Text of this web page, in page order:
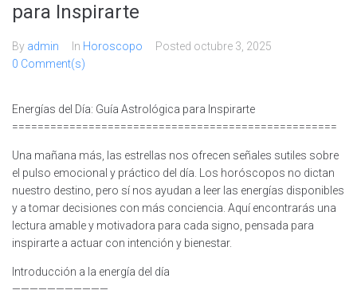
para Inspirarte
By admin In Horoscopo Posted octubre 3, 2025
0 Comment(s)
Energías del Día: Guía Astrológica para Inspirarte
===================================================
Una mañana más, las estrellas nos ofrecen señales sutiles sobre
el pulso emocional y práctico del día. Los horóscopos no dictan
nuestro destino, pero sí nos ayudan a leer las energías disponibles
y a tomar decisiones con más conciencia. Aquí encontrarás una
lectura amable y motivadora para cada signo, pensada para
inspirarte a actuar con intención y bienestar.
Introducción a la energía del día
———————————